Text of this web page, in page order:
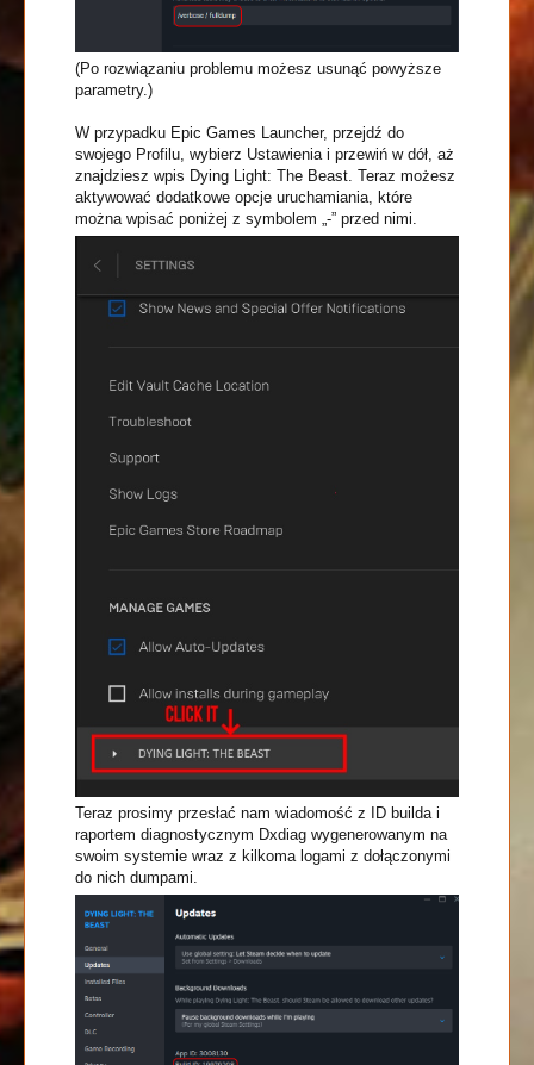
(Po rozwiązaniu problemu możesz usunąć powyższe
parametry.)
W przypadku Epic Games Launcher, przejdź do
swojego Profilu, wybierz Ustawienia i przewiń w dół, aż
znajdziesz wpis Dying Light: The Beast. Teraz możesz
aktywować dodatkowe opcje uruchamiania, które
można wpisać poniżej z symbolem „-” przed nimi.
Teraz prosimy przesłać nam wiadomość z ID builda i
raportem diagnostycznym Dxdiag wygenerowanym na
swoim systemie wraz z kilkoma logami z dołączonymi
do nich dumpami.